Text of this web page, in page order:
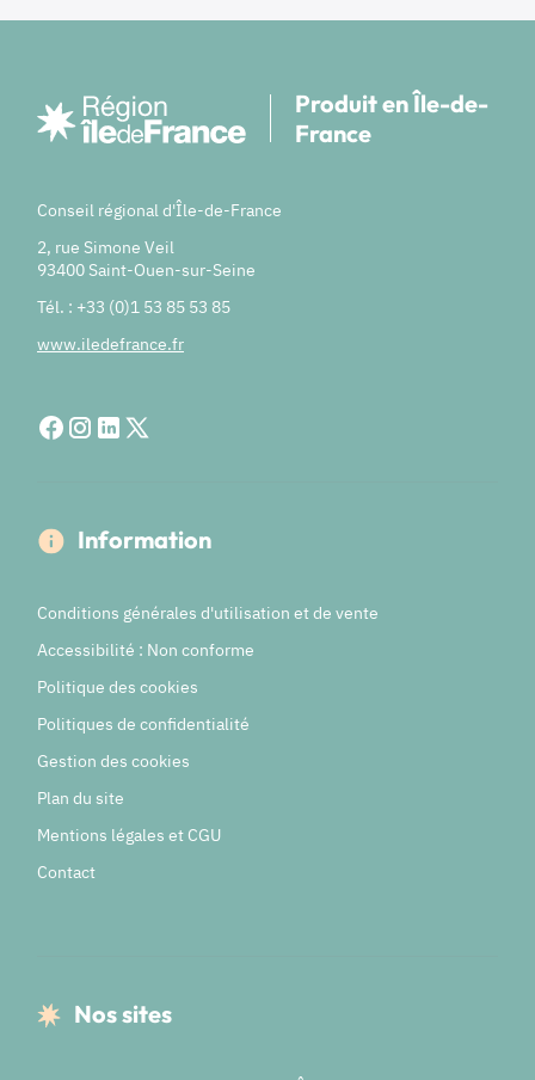
Produit en Île-de-
France
Conseil régional d'Île-de-France
2, rue Simone Veil
93400 Saint-Ouen-sur-Seine
Tél. : +33 (0)1 53 85 53 85
www.iledefrance.fr
Information
Conditions générales d'utilisation et de vente
Accessibilité : Non conforme
Politique des cookies
Politiques de confidentialité
Gestion des cookies
Plan du site
Mentions légales et CGU
Contact
Nos sites